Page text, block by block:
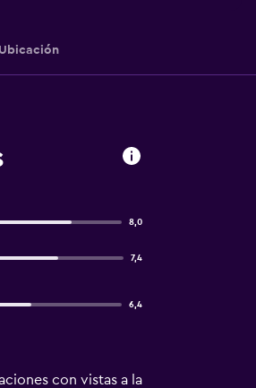
Ubicación
8,0
7,4
6,4
con vistas a la